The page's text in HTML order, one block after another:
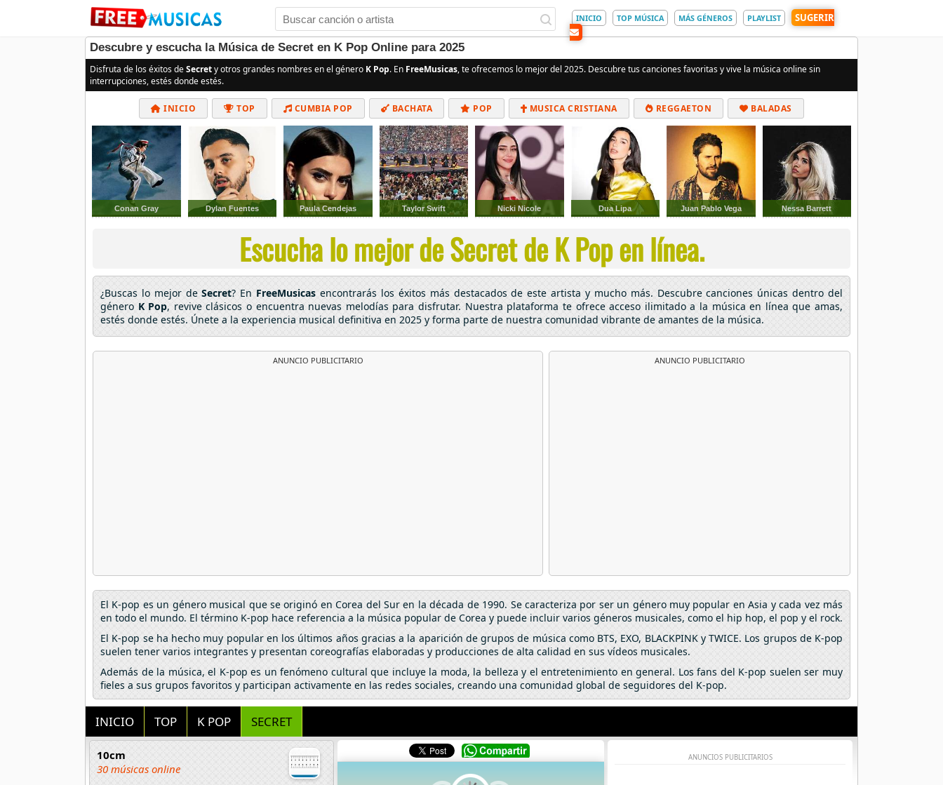
INICIO TOP MÚSICA MÁS GÉNEROS PLAYLIST SUGERIR
Descubre y escucha la Música de Secret en K Pop Online para 2025
Disfruta de los éxitos deSecrety otros grandes nombres en el género K Pop. En FreeMusicas, te ofrecemos lo mejor del 2025. Descubre tus canciones favoritas y vive la música online sin
interrupciones, estés donde estés.
INICIO TOP CUMBIA POP BACHATA POP MUSICA CRISTIANA REGGAETON BALADAS
ALTERNATIVO ELECTRÓNICA CUMBIAS
Conan Gray Dylan Fuentes Paula Cendejas Taylor Swift Nicki Nicole Dua Lipa Juan Pablo Vega Nessa Barrett
Escucha lo mejor de Secret de K Pop en línea.
¿Buscas lo mejor deSecret? En FreeMusicas encontrarás los éxitos más destacados de este artista y mucho más. Descubre canciones únicas dentro del
género K Pop, revive clásicos o encuentra nuevas melodías para disfrutar. Nuestra plataforma te ofrece acceso ilimitado a la música en línea que amas,
estés donde estés. Únete a la experiencia musical definitiva en 2025 y forma parte de nuestra comunidad vibrante de amantes de la música.
ANUNCIO PUBLICITARIO ANUNCIO PUBLICITARIO
El K-pop es un género musical que se originó en Corea del Sur en la década de 1990. Se caracteriza por ser un género muy popular en Asia y cada vez más
en todo el mundo. El término K-pop hace referencia a la música popular de Corea y puede incluir varios géneros musicales, como el hip hop, el pop y el rock.
El K-pop se ha hecho muy popular en los últimos años gracias a la aparición de grupos de música como BTS, EXO, BLACKPINK y TWICE. Los grupos de K-pop
suelen tener varios integrantes y presentan coreografías elaboradas y producciones de alta calidad en sus vídeos musicales.
Además de la música, el K-pop es un fenómeno cultural que incluye la moda, la belleza y el entretenimiento en general. Los fans del K-pop suelen ser muy
fieles a sus grupos favoritos y participan activamente en las redes sociales, creando una comunidad global de seguidores del K-pop.
INICIO TOP K POP SECRET
10cm
30 músicas online
ANUNCIOS PUBLICITARIOS